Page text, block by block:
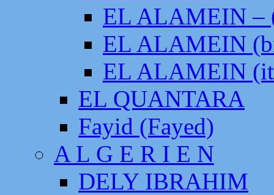
EL ALAMEIN –
EL ALAMEIN
EL ALAMEIN
EL QUANTARA
Fayid (Fayed)
A L G E R I E N
DELY IBRAHIM